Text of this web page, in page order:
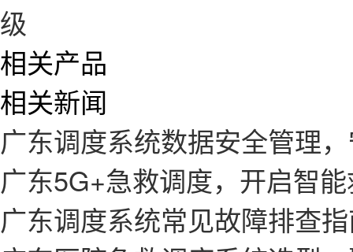
级
相关产品
相关新闻
广东调度系统数据安全管理
广东5G+急救调度，开启智
广东调度系统常见故障排查